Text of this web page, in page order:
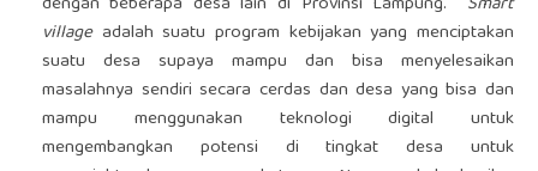
villageadalah suatu program kebijakan yang menciptakan
suatu desa supaya mampu dan bisa menyelesaikan
masalahnya sendiri secara cerdas dan desa yang bisa dan
mampu menggunakan teknologi digital untuk
mengembangkan potensi di tingkat desa untuk